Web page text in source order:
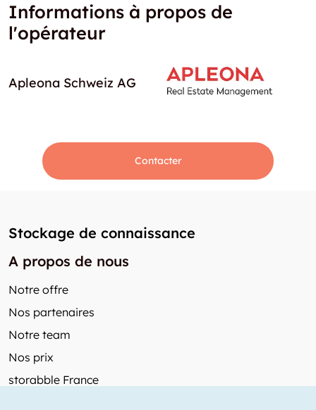
Informations à propos de
l'opérateur
Apleona Schweiz AG
Contacter
Stockage de connaissance
A propos de nous
Notre offre
Nos partenaires
Notre team
Nos prix
storabble France